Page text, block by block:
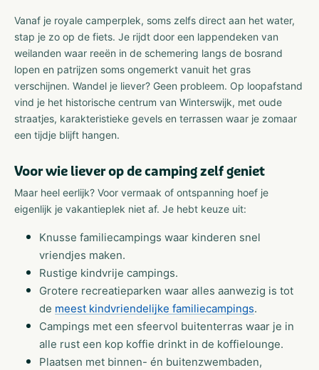
Vanaf je royale camperplek, soms zelfs direct aan het water,
stap je zo op de fiets. Je rijdt door een lappendeken van
weilanden waar reeën in de schemering langs de bosrand
lopen en patrijzen soms ongemerkt vanuit het gras
verschijnen. Wandel je liever? Geen probleem. Op loopafstand
vind je het historische centrum van Winterswijk, met oude
straatjes, karakteristieke gevels en terrassen waar je zomaar
een tijdje blijft hangen.
Voor wie liever op de camping zelf geniet
Maar heel eerlijk? Voor vermaak of ontspanning hoef je
eigenlijk je vakantieplek niet af. Je hebt keuze uit:
Knusse familiecampings waar kinderen snel
vriendjes maken.
Rustige kindvrije campings.
Grotere recreatieparken waar alles aanwezig is tot
de meest kindvriendelijke familiecampings.
Campings met een sfeervol buitenterras waar je in
alle rust een kop koffie drinkt in de koffielounge.
Plaatsen met binnen- én buitenzwembaden,